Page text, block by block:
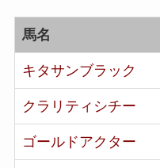
馬名
キタサンブラック
クラリティシチー
ゴールドアクター